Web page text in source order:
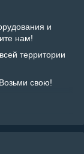
и
нам!
территории
свою!